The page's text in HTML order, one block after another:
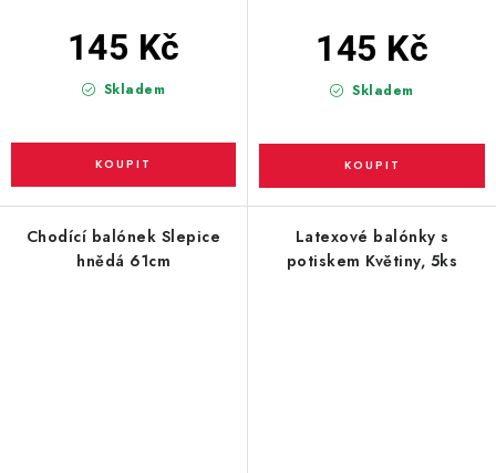
Skladem
145 Kč
Skladem
145 Kč
Chodící balónek Slepice
hnědá 61cm
Latexové balónky s
potiskem Květiny, 5ks